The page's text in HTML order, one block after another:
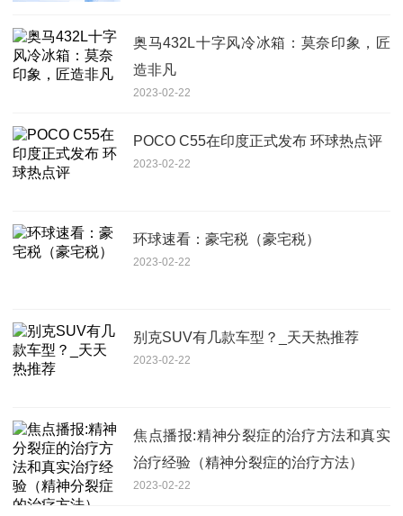
奥马432L十字风冷冰箱：莫奈印象，匠
造非凡
2023-02-22
POCO C55在印度正式发布 环球热点评
2023-02-22
环球速看：豪宅税（豪宅税）
2023-02-22
别克SUV有几款车型？_天天热推荐
2023-02-22
焦点播报:精神分裂症的治疗方法和真实
治疗经验（精神分裂症的治疗方法）
2023-02-22